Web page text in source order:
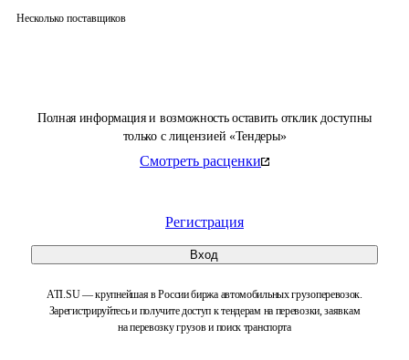
Полная информация и возможность оставить отклик доступны
только с лицензией «Тендеры»
Смотреть расценки
Регистрация
Вход
ATI.SU — крупнейшая в России биржа автомобильных грузоперевозок.
Зарегистрируйтесь и получите доступ к тендерам на перевозки, заявкам
на перевозку грузов и поиск транспорта
Несколько поставщиков